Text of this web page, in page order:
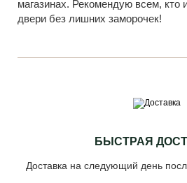
магазинах. Рекомендую всем, кто
двери без лишних заморочек!
БЫСТРАЯ
Доставка на следующий день